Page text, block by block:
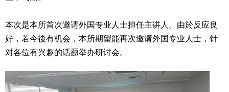
本次是本所首次邀请外国专业人士担任主讲人。由於反应良
好，若今後有机会，本所期望能再次邀请外国专业人士，针
对各位有兴趣的话题举办研讨会。